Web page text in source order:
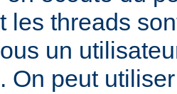
les threads
un
On peut